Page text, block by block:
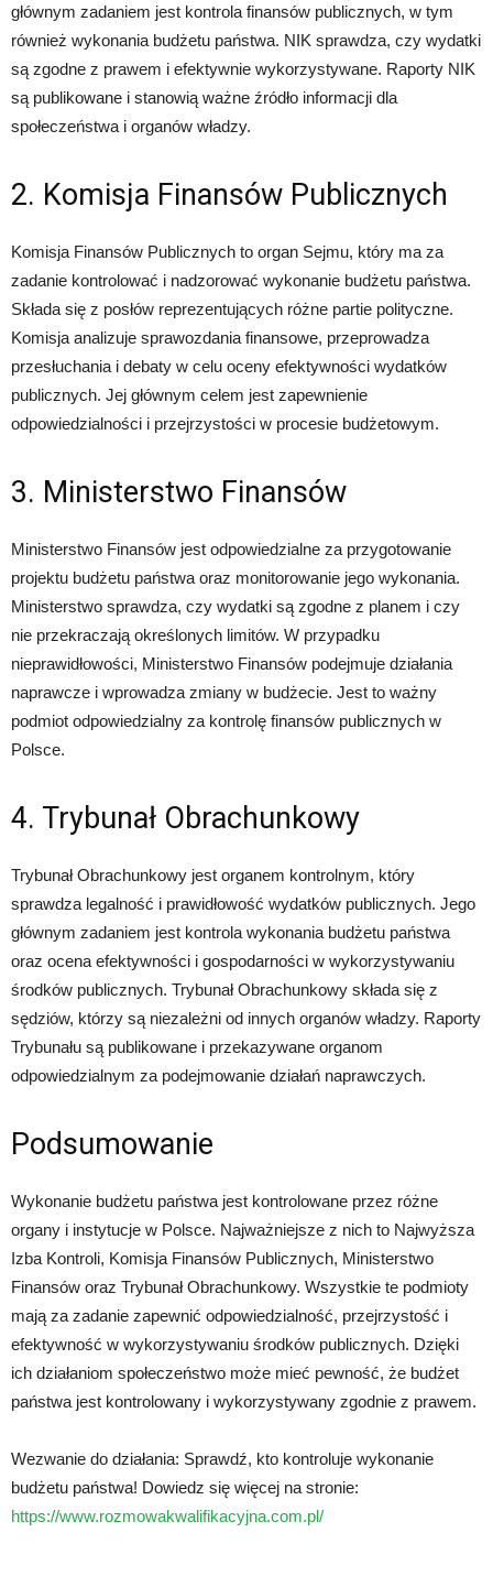
głównym zadaniem jest kontrola finansów publicznych, w tym
również wykonania budżetu państwa. NIK sprawdza, czy wydatki
są zgodne z prawem i efektywnie wykorzystywane. Raporty NIK
są publikowane i stanowią ważne źródło informacji dla
społeczeństwa i organów władzy.
2. Komisja Finansów Publicznych
Komisja Finansów Publicznych to organ Sejmu, który ma za
zadanie kontrolować i nadzorować wykonanie budżetu państwa.
Składa się z posłów reprezentujących różne partie polityczne.
Komisja analizuje sprawozdania finansowe, przeprowadza
przesłuchania i debaty w celu oceny efektywności wydatków
publicznych. Jej głównym celem jest zapewnienie
odpowiedzialności i przejrzystości w procesie budżetowym.
3. Ministerstwo Finansów
Ministerstwo Finansów jest odpowiedzialne za przygotowanie
projektu budżetu państwa oraz monitorowanie jego wykonania.
Ministerstwo sprawdza, czy wydatki są zgodne z planem i czy
nie przekraczają określonych limitów. W przypadku
nieprawidłowości, Ministerstwo Finansów podejmuje działania
naprawcze i wprowadza zmiany w budżecie. Jest to ważny
podmiot odpowiedzialny za kontrolę finansów publicznych w
Polsce.
4. Trybunał Obrachunkowy
Trybunał Obrachunkowy jest organem kontrolnym, który
sprawdza legalność i prawidłowość wydatków publicznych. Jego
głównym zadaniem jest kontrola wykonania budżetu państwa
oraz ocena efektywności i gospodarności w wykorzystywaniu
środków publicznych. Trybunał Obrachunkowy składa się z
sędziów, którzy są niezależni od innych organów władzy. Raporty
Trybunału są publikowane i przekazywane organom
odpowiedzialnym za podejmowanie działań naprawczych.
Podsumowanie
Wykonanie budżetu państwa jest kontrolowane przez różne
organy i instytucje w Polsce. Najważniejsze z nich to Najwyższa
Izba Kontroli, Komisja Finansów Publicznych, Ministerstwo
Finansów oraz Trybunał Obrachunkowy. Wszystkie te podmioty
mają za zadanie zapewnić odpowiedzialność, przejrzystość i
efektywność w wykorzystywaniu środków publicznych. Dzięki
ich działaniom społeczeństwo może mieć pewność, że budżet
państwa jest kontrolowany i wykorzystywany zgodnie z prawem.
Wezwanie do działania: Sprawdź, kto kontroluje wykonanie
budżetu państwa! Dowiedz się więcej na stronie:
https://www.rozmowakwalifikacyjna.com.pl/